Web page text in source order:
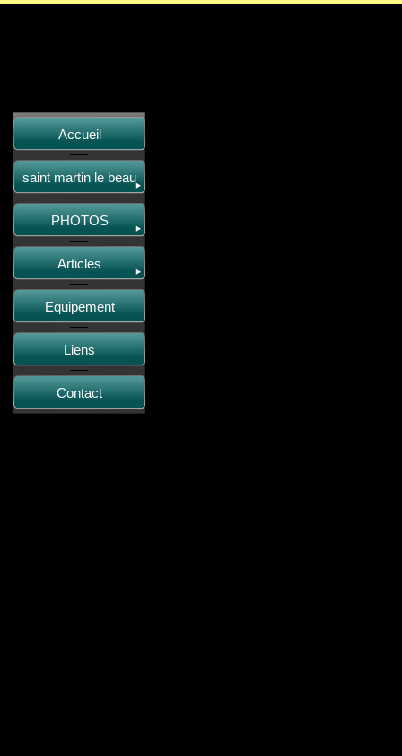
Accueil
saint martin le beau
PHOTOS
Articles
Equipement
Liens
Contact